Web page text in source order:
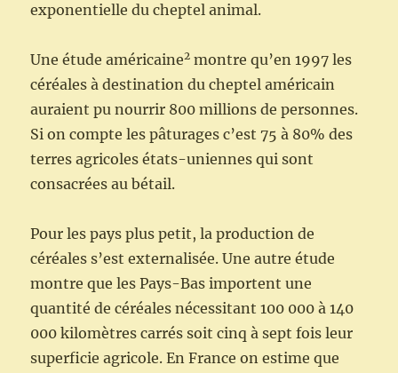
exponentielle du cheptel animal.
Une étude américaine2 montre qu’en 1997 les
céréales à destination du cheptel américain
auraient pu nourrir 800 millions de personnes.
Si on compte les pâturages c’est 75 à 80% des
terres agricoles états-uniennes qui sont
consacrées au bétail.
Pour les pays plus petit, la production de
céréales s’est externalisée. Une autre étude
montre que les Pays-Bas importent une
quantité de céréales nécessitant 100 000 à 140
000 kilomètres carrés soit cinq à sept fois leur
superficie agricole. En France on estime que